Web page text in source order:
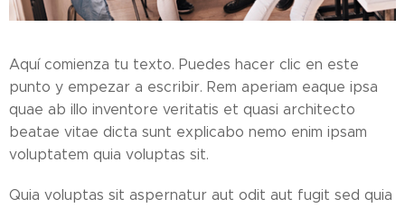
Aquí comienza tu texto. Puedes hacer clic en este
punto y empezar a escribir. Rem aperiam eaque ipsa
quae ab illo inventore veritatis et quasi architecto
beatae vitae dicta sunt explicabo nemo enim ipsam
voluptatem quia voluptas sit.
Quia voluptas sit aspernatur aut odit aut fugit sed quia